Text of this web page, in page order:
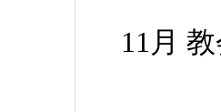
11月